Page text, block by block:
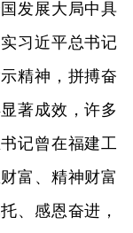
发展大局中具
习近平总书记
精神，拼搏奋
著成效，许多
记曾在福建工
富、精神财富
、感恩奋进，